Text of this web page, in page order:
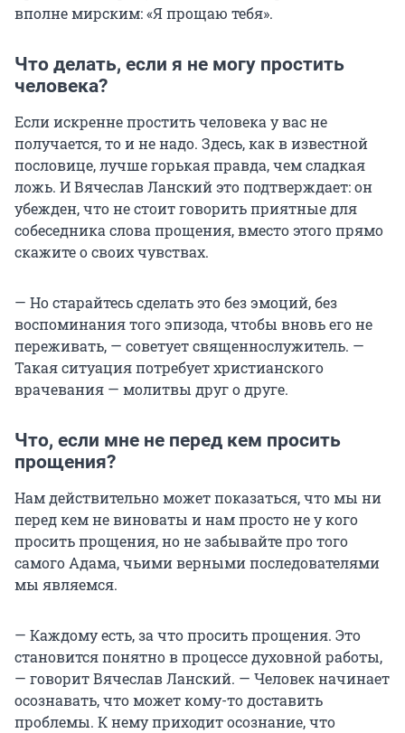
вполне мирским: «Я прощаю тебя».
Что делать, если я не могу простить
человека?
Если искренне простить человека у вас не
получается, то и не надо. Здесь, как в известной
пословице, лучше горькая правда, чем сладкая
ложь. И Вячеслав Ланский это подтверждает: он
убежден, что не стоит говорить приятные для
собеседника слова прощения, вместо этого прямо
скажите о своих чувствах.
— Но старайтесь сделать это без эмоций, без
воспоминания того эпизода, чтобы вновь его не
переживать, — советует священнослужитель. —
Такая ситуация потребует христианского
врачевания — молитвы друг о друге.
Что, если мне не перед кем просить
прощения?
Нам действительно может показаться, что мы ни
перед кем не виноваты и нам просто не у кого
просить прощения, но не забывайте про того
самого Адама, чьими верными последователями
мы являемся.
— Каждому есть, за что просить прощения. Это
становится понятно в процессе духовной работы,
— говорит Вячеслав Ланский. — Человек начинает
осознавать, что может кому-то доставить
проблемы. К нему приходит осознание, что